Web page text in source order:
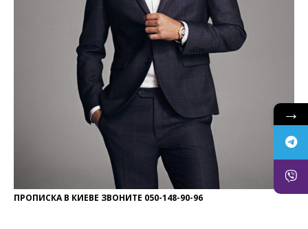
ПРОПИСКА В КИЕВЕ ЗВОНИТЕ 050-148-90-96
→